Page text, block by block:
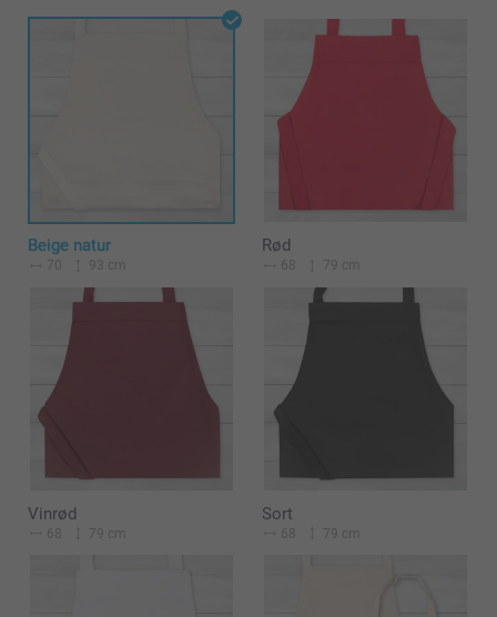
Beige natur
70 93 cm
Rød
68 79 cm
Vinrød
68 79 cm
Sort
68 79 cm